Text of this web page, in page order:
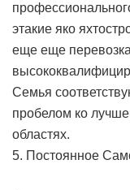
этакие яко
еще еще
Семья
пробелом ко
областях.
5. Постоянное